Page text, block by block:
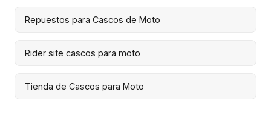
Repuestos para Cascos de Moto
Rider site cascos para moto
Tienda de Cascos para Moto